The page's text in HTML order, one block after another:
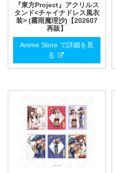
『東方Project』アクリルス
タンド<チャイナドレス風衣
装> (霧雨魔理沙)【202607
再販】
Anime Store で詳細を見
る